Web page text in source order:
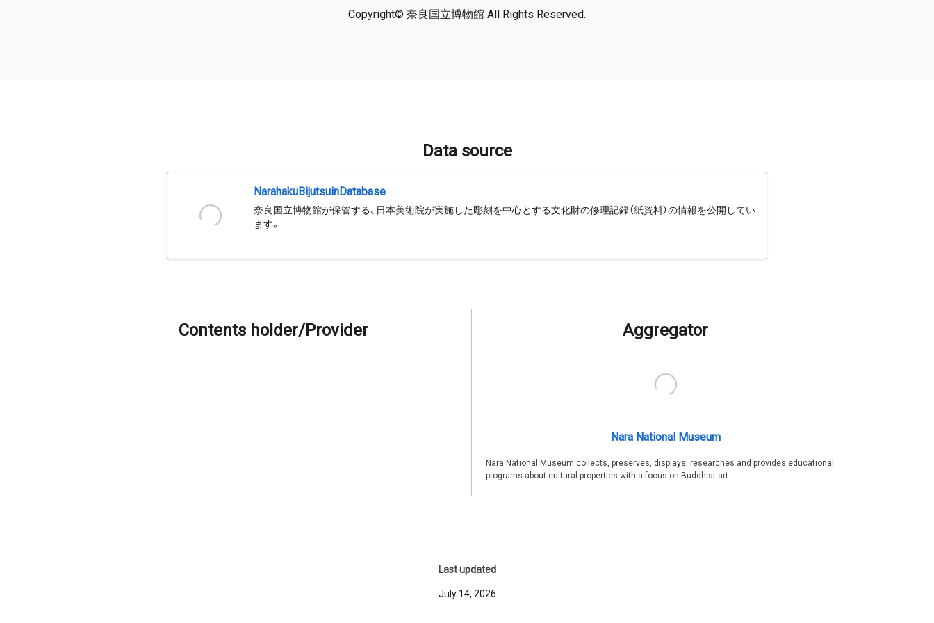
Copyright© 奈良国立博物館 All Rights Reserved.
Data source
NarahakuBijutsuinDatabase
奈良国立博物館が保管する、日本美術院が実施した彫刻を中心とする文化財の修理記録（紙資料）の情報を公開してい
ます。
Contents holder/Provider Aggregator
Nara National Museum
Nara National Museum collects, preserves, displays, researches and provides educational
programs about cultural properties with a focus on Buddhist art.
Last updated
July 14, 2026